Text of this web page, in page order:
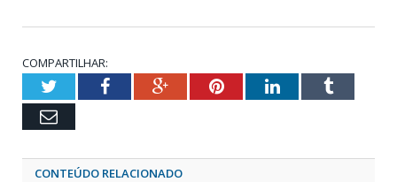
COMPARTILHAR:
TwitterFacebookGoogle+PinterestLinkedInTumblr
Email
CONTEÚDO RELACIONADO